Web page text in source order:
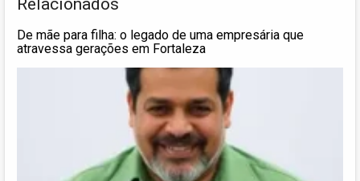
De mãe para filha: o legado de uma empresária que
atravessa gerações em Fortaleza